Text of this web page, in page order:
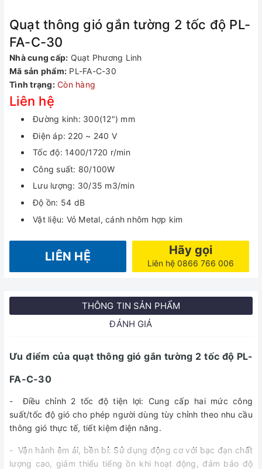
Quạt thông gió gắn tường 2 tốc độ PL-
FA-C-30
Nhà cung cấp: Quạt Phương Linh
Mã sản phẩm: PL-FA-C-30
Tình trạng: Còn hàng
Liên hệ
Đường kinh: 300(12") mm
Điện áp: 220 ~ 240 V
Tốc độ: 1400/1720 r/min
Công suất: 80/100W
Lưu lượng: 30/35 m3/min
Độ ồn: 54 dB
Vật liệu: Vỏ Metal, cánh nhôm hợp kim
LIÊN HỆ Hãy gọi
Liên hệ 0866 766 006
THÔNG TIN SẢN PHẨM
ĐÁNH GIÁ
Ưu điểm của quạt thông gió gắn tường 2 tốc độ PL-
FA-C-30
- Điều chỉnh 2 tốc độ tiện lợi: Cung cấp hai mức công
suất/tốc độ gió cho phép người dùng tùy chỉnh theo nhu cầu
thông gió thực tế, tiết kiệm điện năng.
- Vận hành êm ái, bền bỉ: Sử dụng động cơ với bạc đạn chất
lượng cao, giảm thiểu tiếng ồn khi hoạt động, đảm bảo độ